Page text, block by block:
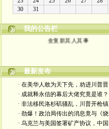
我的公告栏
金复新其人其事
最新发布
· 在美华人敢为天下先，劝进川普晋
· 成就释永信的幕后大佬究竟是谁？
· 非法移民洛杉矶骚乱，川普开枪镇
· 劲爆！政治局传出的消息竟与《烧
· 乌克兰与美国签署矿产协议，中国